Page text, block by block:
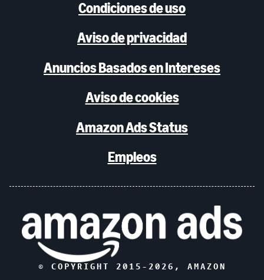
Condiciones de uso
Aviso de privacidad
Anuncios Basados en Intereses
Aviso de cookies
Amazon Ads Status
Empleos
© COPYRIGHT 2015- 2026 , AMAZON